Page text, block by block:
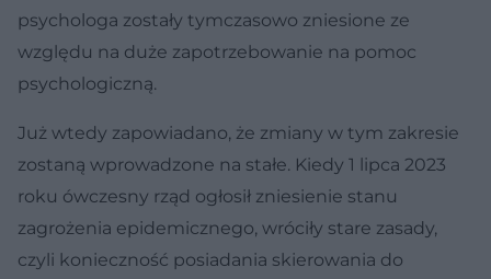
psychologa zostały tymczasowo zniesione ze
względu na duże zapotrzebowanie na pomoc
psychologiczną.
Już wtedy zapowiadano, że zmiany w tym zakresie
zostaną wprowadzone na stałe. Kiedy 1 lipca 2023
roku ówczesny rząd ogłosił zniesienie stanu
zagrożenia epidemicznego, wróciły stare zasady,
czyli konieczność posiadania skierowania do